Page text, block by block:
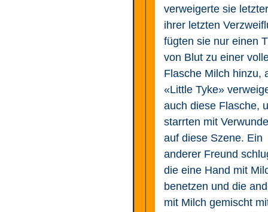
verweigerte sie
ihrer letzten
fügten sie nur einen
von Blut zu einer
Flasche Milch hinzu,
«Little Tyke»
auch diese Flasche,
starrten mit
auf diese Szene. Ein
anderer Freund
die eine Hand mit
benetzen und die
mit Milch gemischt